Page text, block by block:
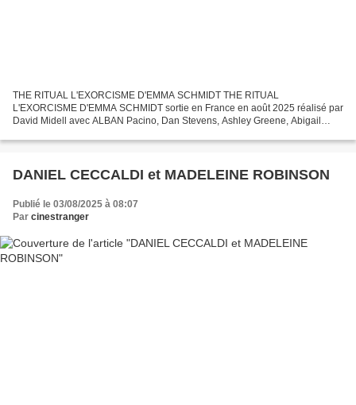
THE RITUAL L'EXORCISME D'EMMA SCHMIDT THE RITUAL
L'EXORCISME D'EMMA SCHMIDT sortie en France en août 2025 réalisé par
David Midell avec ALBAN Pacino, Dan Stevens, Ashley Greene, Abigail
DANIEL CECCALDI et MADELEINE ROBINSON
Publié le 03/08/2025 à 08:07
Par cinestranger